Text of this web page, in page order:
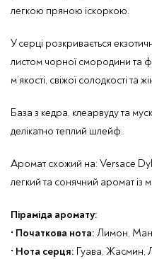
легкою пряною іскоркою.
У серці розкривається
листом чорної смородини та
м’якості, свіжої солодкості та
База з кедра, клеарвуду та
делікатно теплий шлейф.
Аромат схожий на: Versace
легкий та сонячний аромат із
Піраміда аромату:
• Початкова нота: Лимон,
• Нота серця: Гуава, Жасмин,